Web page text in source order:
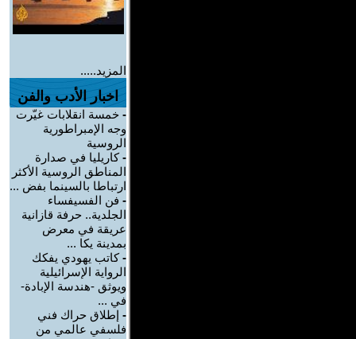
المزيد.....
اخبار الأدب والفن
- خمسة انقلابات غيّرت
وجه الإمبراطورية
الروسية
-كاريليا في صدارة
المناطق الروسية الأكثر
ارتباطا بالسينما بفض ...
- فن الفسيفساء
الجلدية.. حرفة قازانية
عريقة في معرض
بمدينة يكا ...
-كاتب يهودي يفكك
الرواية الإسرائيلية
ويوثق -هندسة الإبادة-
في ...
- إطلاق حراك فني
فلسفي عالمي من